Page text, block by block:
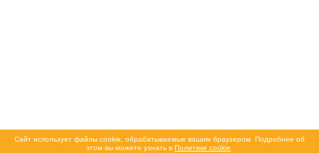
Сайт использует файлы cookie, обрабатываемые вашим браузером. Подробнее об
этом вы можете узнать в Политике cookie